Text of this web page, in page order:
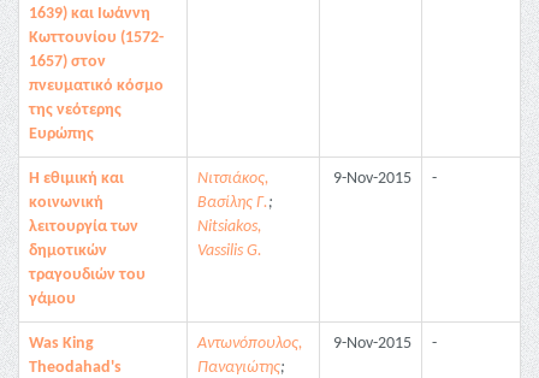
1639) και Ιωάννη
Κωττουνίου (1572-
1657) στον
πνευματικό κόσμο
της νεότερης
Ευρώπης
Η εθιμική και
κοινωνική
λειτουργία των
δημοτικών
τραγουδιών του
γάμου
Νιτσιάκος,
Βασίλης Γ.;
Nitsiakos,
Vassilis G.
9-Nov-2015 -
Was King
Theodahad's
Αντωνόπουλος,
Παναγιώτης;
9-Nov-2015 -